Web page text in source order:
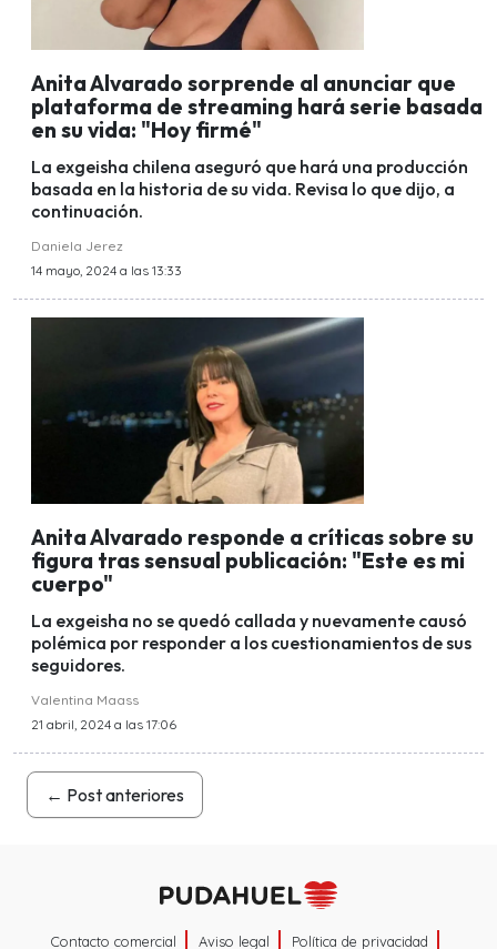
Anita Alvarado sorprende al anunciar que
plataforma de streaming hará serie basada
en su vida: "Hoy firmé"
La exgeisha chilena aseguró que hará una producción
basada en la historia de su vida. Revisa lo que dijo, a
continuación.
Daniela Jerez
14 mayo, 2024 a las 13:33
Anita Alvarado responde a críticas sobre su
figura tras sensual publicación: "Este es mi
cuerpo"
La exgeisha no se quedó callada y nuevamente causó
polémica por responder a los cuestionamientos de sus
seguidores.
Valentina Maass
21 abril, 2024 a las 17:06
← Post anteriores
Contacto comercial Aviso legal Política de privacidad